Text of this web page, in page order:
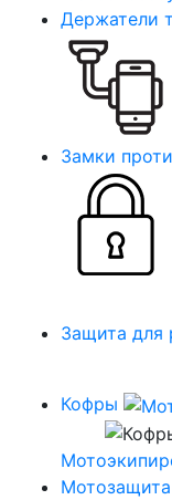
Держатели
Замки
Защита для
Кофры
Мотозащита